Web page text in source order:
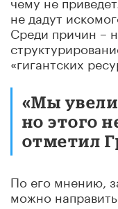
не дадут
Среди причин –
«гигантских
«Мы
но этого
отметил
По его мнению,
можно